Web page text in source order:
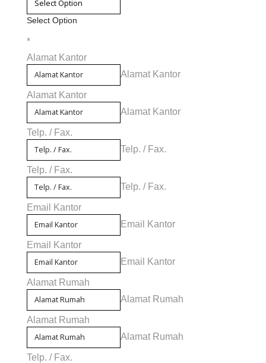
Select Option
*
Alamat Kantor
Alamat Kantor
Alamat Kantor
Alamat Kantor
Telp. / Fax.
Telp. / Fax.
Telp. / Fax.
Telp. / Fax.
Email Kantor
Email Kantor
Email Kantor
Email Kantor
Alamat Rumah
Alamat Rumah
Alamat Rumah
Alamat Rumah
Telp. / Fax.